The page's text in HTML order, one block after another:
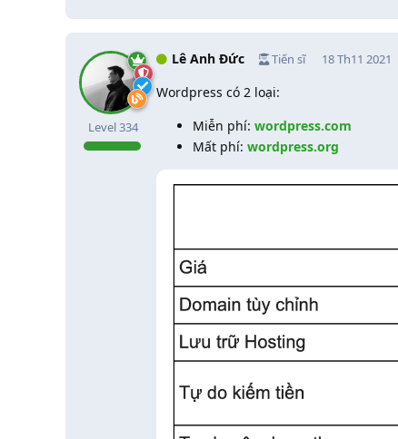
Lê Anh Đức Tiến sĩ
Level 334
18 Th11 2021
Wordpress có 2 loại:
Miễn phí: wordpress.com
Mất phí: wordpress.org